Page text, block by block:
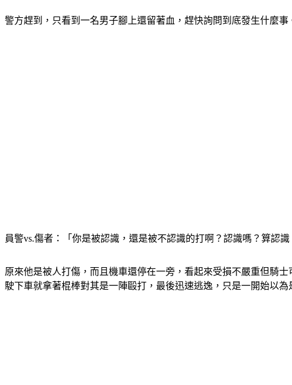
警方趕到，只看到一名男子腳上還留著血，趕快詢問到底發生什麼事
員警vs.傷者：「你是被認識，還是被不認識的打啊？認識嗎？算認
原來他是被人打傷，而且機車還停在一旁，看起來受損不嚴重但騎
駛下車就拿著棍棒對其是一陣毆打，最後迅速逃逸，只是一開始以